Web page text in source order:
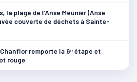
la plage de l’Anse Meunier (Anse
couverte de déchets à Sainte-
Chanflor remporte la 6ᵉ étape et
rouge